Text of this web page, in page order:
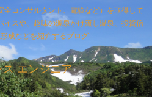
コンサルタント、電験など）を取得して
イスや、趣味の源泉かけ流し温泉、投資信
成などを紹介するブログ
エンジニア